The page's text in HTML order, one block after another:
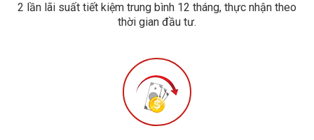
2 lần lãi suất tiết kiệm trung bình 12 tháng, thực nhận theo
thời gian đầu tư.